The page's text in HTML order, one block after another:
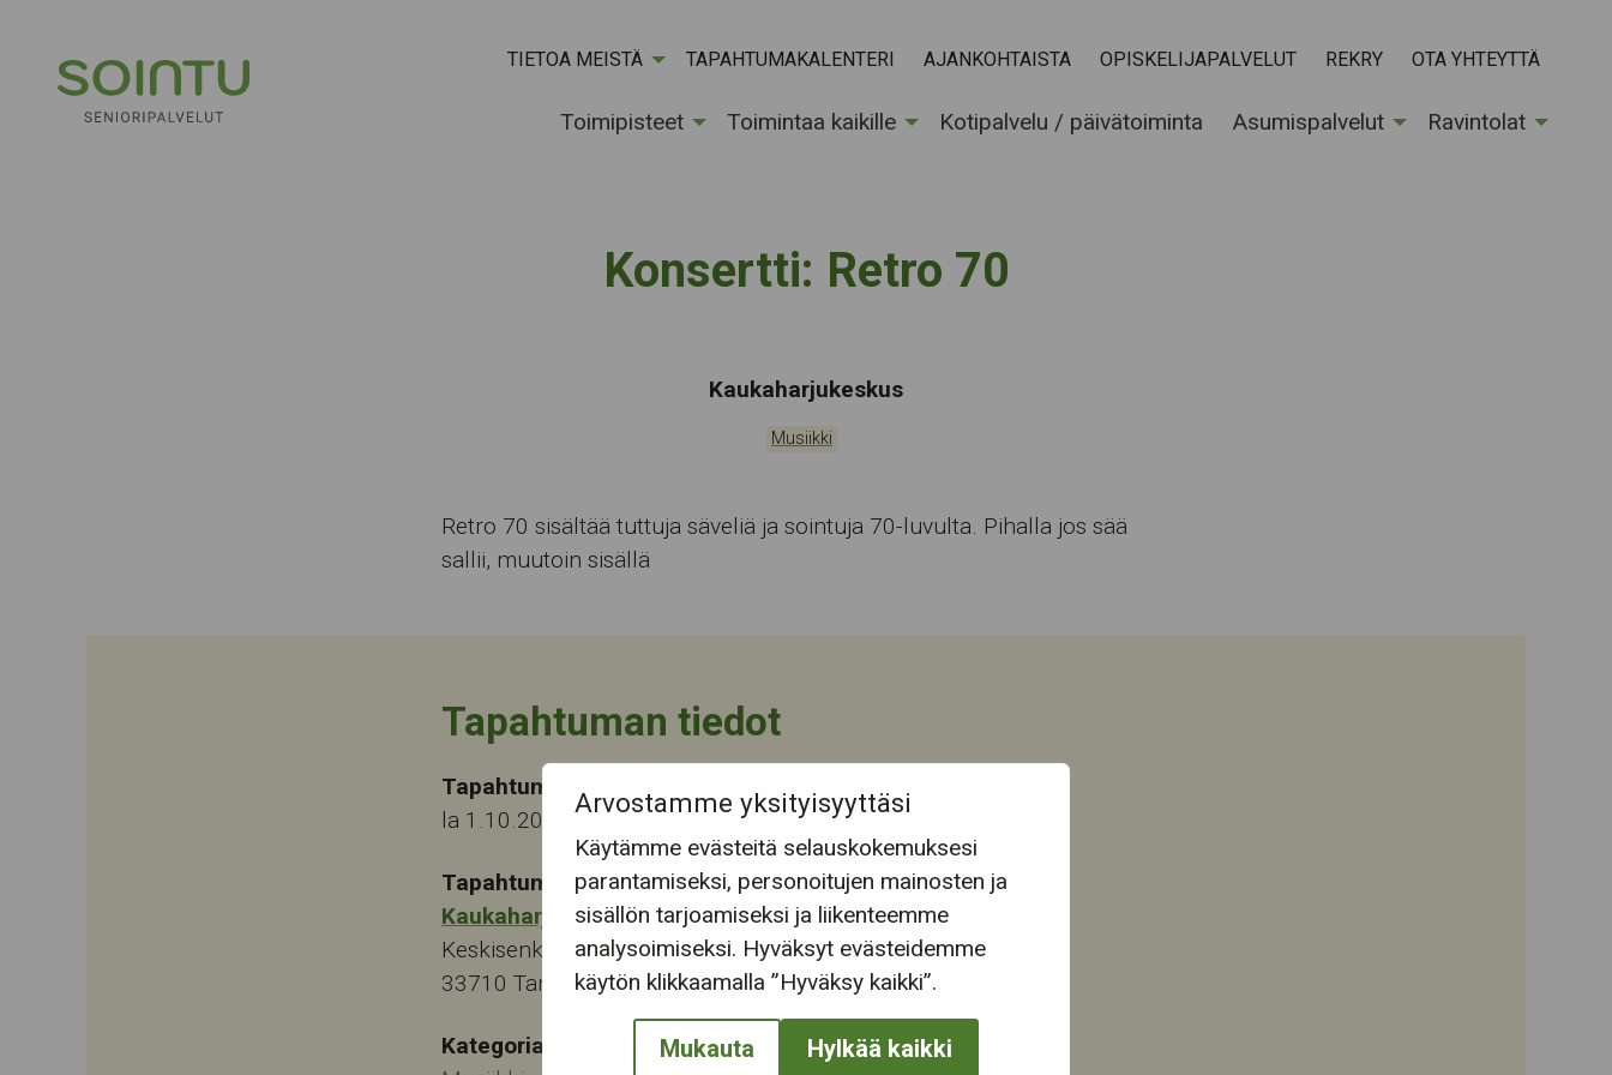
Arvostamme yksityisyyttäsi
Käytämme evästeitä selauskokemuksesi
parantamiseksi, personoitujen mainosten ja
sisällön tarjoamiseksi ja liikenteemme
analysoimiseksi. Hyväksyt evästeidemme
käytön klikkaamalla ”Hyväksy kaikki”.
Mukauta Hylkää kaikki
TIETOA MEISTÄ TAPAHTUMAKALENTERI AJANKOHTAISTA OPISKELIJAPALVELUT REKRY OTA YHTEYTTÄ
Toimipisteet Toimintaa kaikille Kotipalvelu / päivätoiminta Asumispalvelut Ravintolat
Konsertti: Retro 70
Tapahtumapaikka:
Kaukaharjukeskus
Kategoriat:
Musiikki
Retro 70 sisältää tuttuja säveliä ja sointuja 70-luvulta. Pihalla jos sää
sallii, muutoin sisällä
Tapahtuman tiedot
Tapahtuma-aika
la 1.10.2022 14:00
Tapahtumapaikka:
Kaukaharjukeskus
Keskisenkatu 13-15
33710 Tampere
Kategoriat: